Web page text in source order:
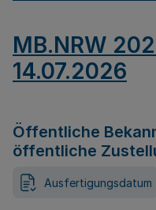
MB.NRW
14.07.2026
Öffentliche
öffentliche
Ausfertigungsdatum